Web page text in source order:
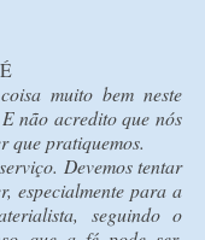
muito bem neste
não acredito que nós
que pratiquemos.
Devemos tentar
especialmente para a
seguindo o